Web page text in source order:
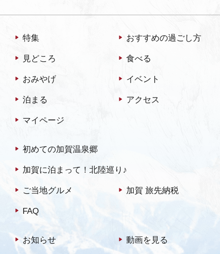
特集 おすすめの過ごし方
見どころ 食べる
おみやげ イベント
泊まる アクセス
マイページ
初めての加賀温泉郷
加賀に泊まって！北陸巡り♪
ご当地グルメ 加賀 旅先納税
FAQ
お知らせ 動画を見る